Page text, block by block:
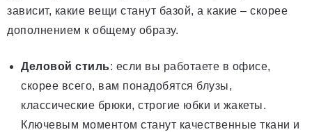
зависит, какие вещи станут базой, а какие – скорее
дополнением к общему образу.
Деловой стиль: если вы работаете в офисе,
скорее всего, вам понадобятся блузы,
классические брюки, строгие юбки и жакеты.
Ключевым моментом станут качественные ткани и